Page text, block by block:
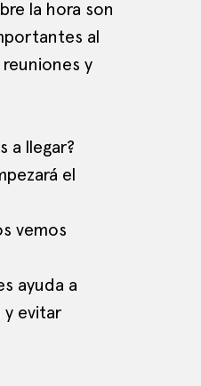
la hora son
al
reuniones y
a llegar?
el
vemos
ayuda a
y evitar